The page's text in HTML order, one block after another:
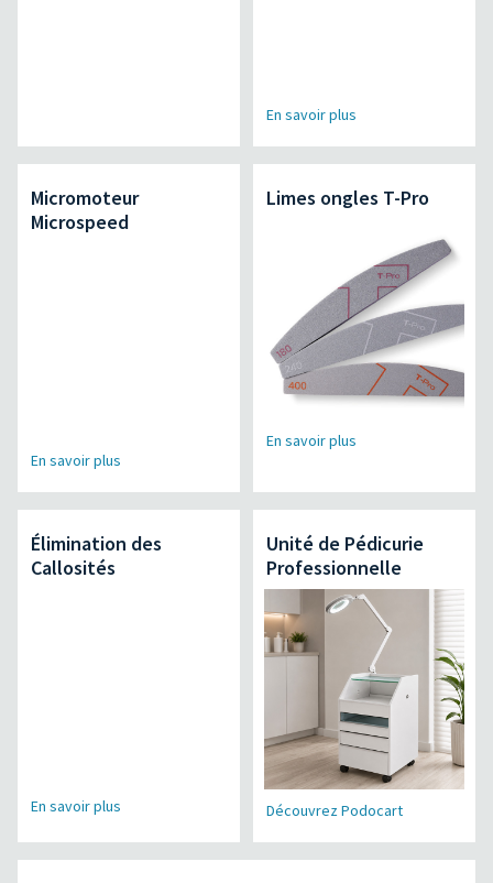
En savoir plus
Micromoteur
Microspeed
En savoir plus
Limes ongles T-Pro
En savoir plus
Élimination des
Callosités
En savoir plus
Unité de Pédicurie
Professionnelle
Découvrez Podocart